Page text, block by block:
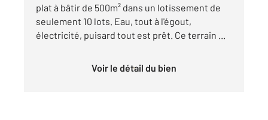
plat à bâtir de 500m² dans un lotissement de
seulement 10 lots. Eau, tout à l'égout,
électricité, puisard tout est prêt. Ce terrain ...
Voir le détail du bien